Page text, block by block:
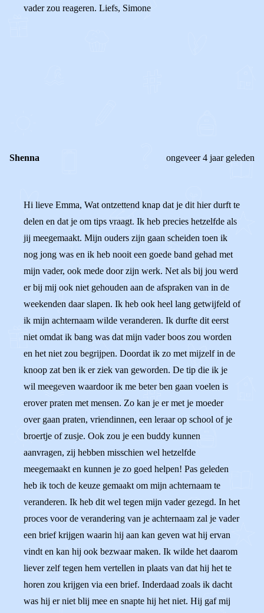
vader zou reageren. Liefs, Simone
Shenna ongeveer 4 jaar geleden
Hi lieve Emma, Wat ontzettend knap dat je dit hier durft te
delen en dat je om tips vraagt. Ik heb precies hetzelfde als
jij meegemaakt. Mijn ouders zijn gaan scheiden toen ik
nog jong was en ik heb nooit een goede band gehad met
mijn vader, ook mede door zijn werk. Net als bij jou werd
er bij mij ook niet gehouden aan de afspraken van in de
weekenden daar slapen. Ik heb ook heel lang getwijfeld of
ik mijn achternaam wilde veranderen. Ik durfte dit eerst
niet omdat ik bang was dat mijn vader boos zou worden
en het niet zou begrijpen. Doordat ik zo met mijzelf in de
knoop zat ben ik er ziek van geworden. De tip die ik je
wil meegeven waardoor ik me beter ben gaan voelen is
erover praten met mensen. Zo kan je er met je moeder
over gaan praten, vriendinnen, een leraar op school of je
broertje of zusje. Ook zou je een buddy kunnen
aanvragen, zij hebben misschien wel hetzelfde
meegemaakt en kunnen je zo goed helpen! Pas geleden
heb ik toch de keuze gemaakt om mijn achternaam te
veranderen. Ik heb dit wel tegen mijn vader gezegd. In het
proces voor de verandering van je achternaam zal je vader
een brief krijgen waarin hij aan kan geven wat hij ervan
vindt en kan hij ook bezwaar maken. Ik wilde het daarom
liever zelf tegen hem vertellen in plaats van dat hij het te
horen zou krijgen via een brief. Inderdaad zoals ik dacht
was hij er niet blij mee en snapte hij het niet. Hij gaf mij